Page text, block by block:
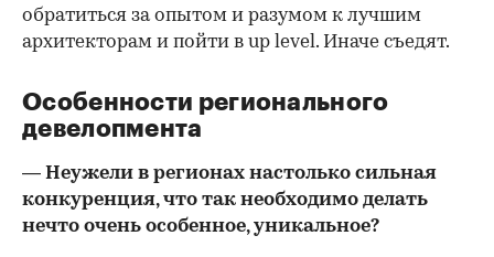
обратиться за опытом и разумом к лучшим
архитекторам и пойти в up level. Иначе съедят.
Особенности регионального
девелопмента
— Неужели в регионах настолько сильная
конкуренция, что так необходимо делать
нечто очень особенное, уникальное?